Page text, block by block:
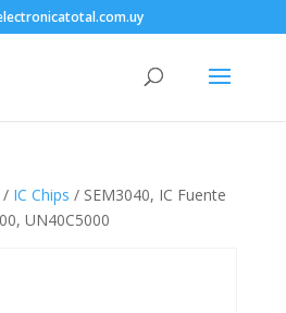
/ IC Chips / SEM3040, IC Fuente
UN40C5000